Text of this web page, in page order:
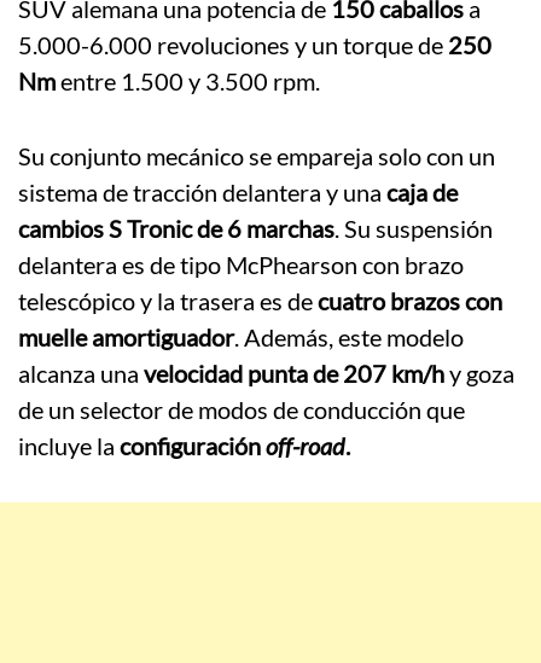
SUV alemana una potencia de 150 caballos a
5.000-6.000 revoluciones y un torque de 250
Nmentre 1.500 y 3.500 rpm.
Su conjunto mecánico se empareja solo con un
sistema de tracción delantera y una caja de
cambios S Tronic de 6 marchas. Su suspensión
delantera es de tipo McPhearson con brazo
telescópico y la trasera es decuatro brazos con
muelle amortiguador. Además, este modelo
alcanza una velocidad punta de 207 km/hy goza
de un selector de modos de conducción que
incluye la configuraciónoff-road.